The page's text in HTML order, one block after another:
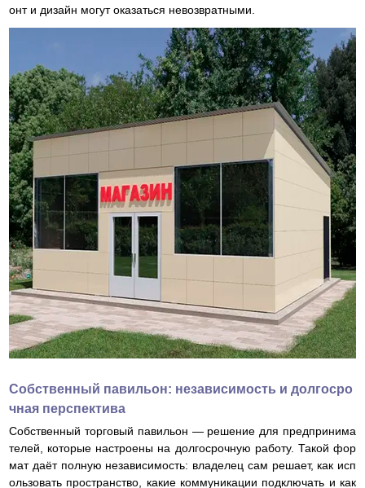
онт и дизайн могут оказаться невозвратными.
Собственный павильон: независимость и долгосро
чная перспектива
Собственный торговый павильон — решение для предпринима
телей, которые настроены на долгосрочную работу. Такой фор
мат даёт полную независимость: владелец сам решает, как исп
ользовать пространство, какие коммуникации подключать и как